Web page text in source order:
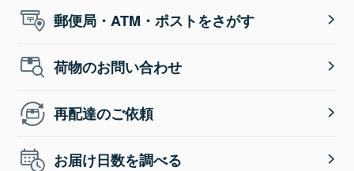
郵便局・ATM・ポストをさがす
荷物のお問い合わせ
再配達のご依頼
お届け日数を調べる